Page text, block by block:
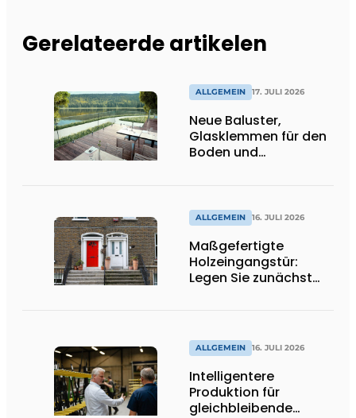
Gerelateerde artikelen
ALLGEMEIN 17. JULI 2026
Neue Baluster,
Glasklemmen für den
Boden und
ALLGEMEIN 16. JULI 2026
Maßgefertigte
Holzeingangstür:
Legen Sie zunächst
ALLGEMEIN 16. JULI 2026
Intelligentere
Produktion für
gleichbleibende